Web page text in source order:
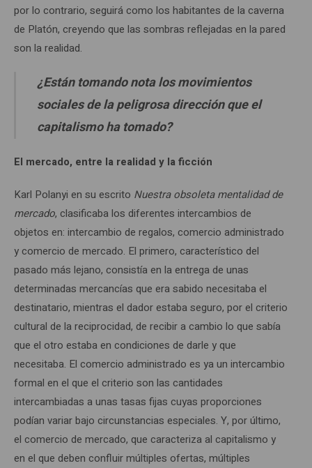
por lo contrario, seguirá como los habitantes de la caverna
de Platón, creyendo que las sombras reflejadas en la pared
son la realidad.
¿Están tomando nota los movimientos
sociales de la peligrosa dirección que el
capitalismoha tomado?
El mercado, entre la realidad y la ficción
Karl Polanyi en su escrito Nuestra obsoleta mentalidad de
mercado, clasificaba los diferentes intercambios de
objetos en: intercambio de regalos, comercio administrado
y comercio de mercado. El primero, característico del
pasado más lejano, consistía en la entrega de unas
determinadas mercancías que era sabido necesitaba el
destinatario, mientras el dador estaba seguro, por el criterio
cultural de la reciprocidad, de recibir a cambio lo que sabía
que el otro estaba en condiciones de darle y que
necesitaba. El comercio administrado es ya un intercambio
formal en el que el criterio son las cantidades
intercambiadas a unas tasas fijas cuyas proporciones
podían variar bajo circunstancias especiales. Y, por último,
el comercio de mercado, que caracteriza al capitalismo y
en el que deben confluir múltiples ofertas, múltiples